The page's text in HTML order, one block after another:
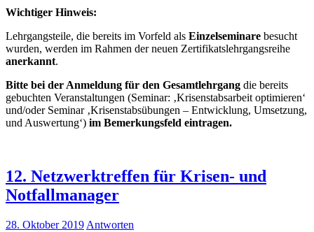
Wichtiger Hinweis:
Lehrgangsteile, die bereits im Vorfeld als Einzelseminare besucht
wurden, werden im Rahmen der neuen Zertifikatslehrgangsreihe
anerkannt.
Bitte bei der Anmeldung für den Gesamtlehrgang die bereits
gebuchten Veranstaltungen (Seminar: ‚Krisenstabsarbeit optimieren‘
und/oder Seminar ‚Krisenstabsübungen – Entwicklung, Umsetzung,
und Auswertung‘) im Bemerkungsfeld eintragen.
12. Netzwerktreffen für Krisen- und
Notfallmanager
28. Oktober 2019 Antworten